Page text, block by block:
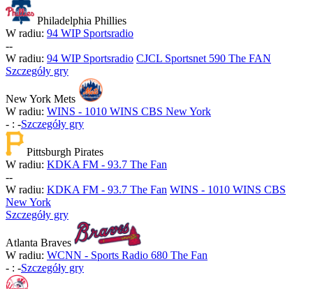
Philadelphia Phillies
W radiu: 94 WIP Sportsradio
--
W radiu: 94 WIP Sportsradio CJCL Sportsnet 590 The FAN
Szczegóły gry
New York Mets
W radiu: WINS - 1010 WINS CBS New York
- : -Szczegóły gry
Pittsburgh Pirates
W radiu: KDKA FM - 93.7 The Fan
--
W radiu: KDKA FM - 93.7 The Fan WINS - 1010 WINS CBS
New York
Szczegóły gry
Atlanta Braves
W radiu: WCNN - Sports Radio 680 The Fan
- : -Szczegóły gry